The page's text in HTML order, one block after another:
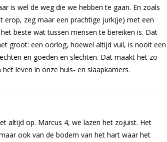
is wel de weg die we hebben te gaan. En zoals
erop, zeg maar een prachtige jurk(je) met een
beste wat tussen mensen te bereiken is. Dat
groot: een oorlog, hoewel altijd vuil, is nooit een
en goeden en slechten. Dat maakt het zo
leven in onze huis- en slaapkamers.
altijd op. Marcus 4, we lazen het zojuist. Het
ook van de bodem van het hart waar het